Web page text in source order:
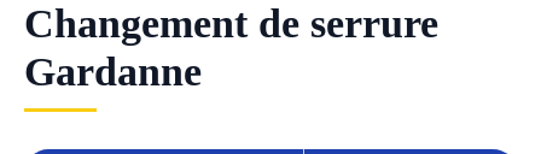
Changement de serrure
Gardanne